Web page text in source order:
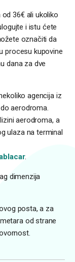
36€ ali ukoliko
i istu ćete
označiti da
procesu kupovine
dana za dve
agencija iz
aerodroma.
aerodroma, a
ulaza na terminal
.
dimenzija
posta, a za
od strane